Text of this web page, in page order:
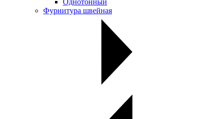
Однотонный
Фурнитура швейная